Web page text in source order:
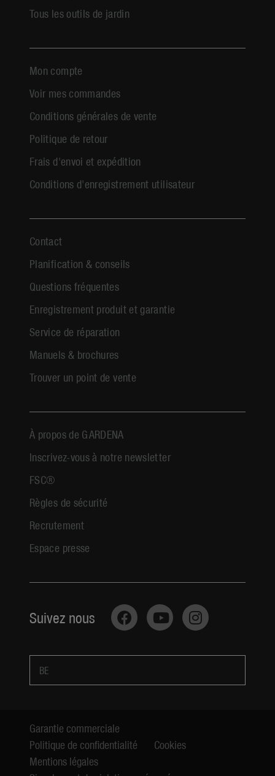
Tous les outils de jardin
Mon compte
Voir mes commandes
Conditions générales de vente
Politique de retour
Frais d'envoi et expédition
Conditions d'enregistrement utilisateur
Contact
Planification & conseils
Questions fréquentes
Enregistrement produit et garantie
Service de réparation
Manuels & brochures
Trouver un point de vente
À propos de GARDENA
Inscrivez-vous à notre newsletter
FSC®
Règles de sécurité
Recrutement
Espace presse
Suivez nous
BE
Garantie commerciale
Politique de confidentialité
Cookies
Mentions légales